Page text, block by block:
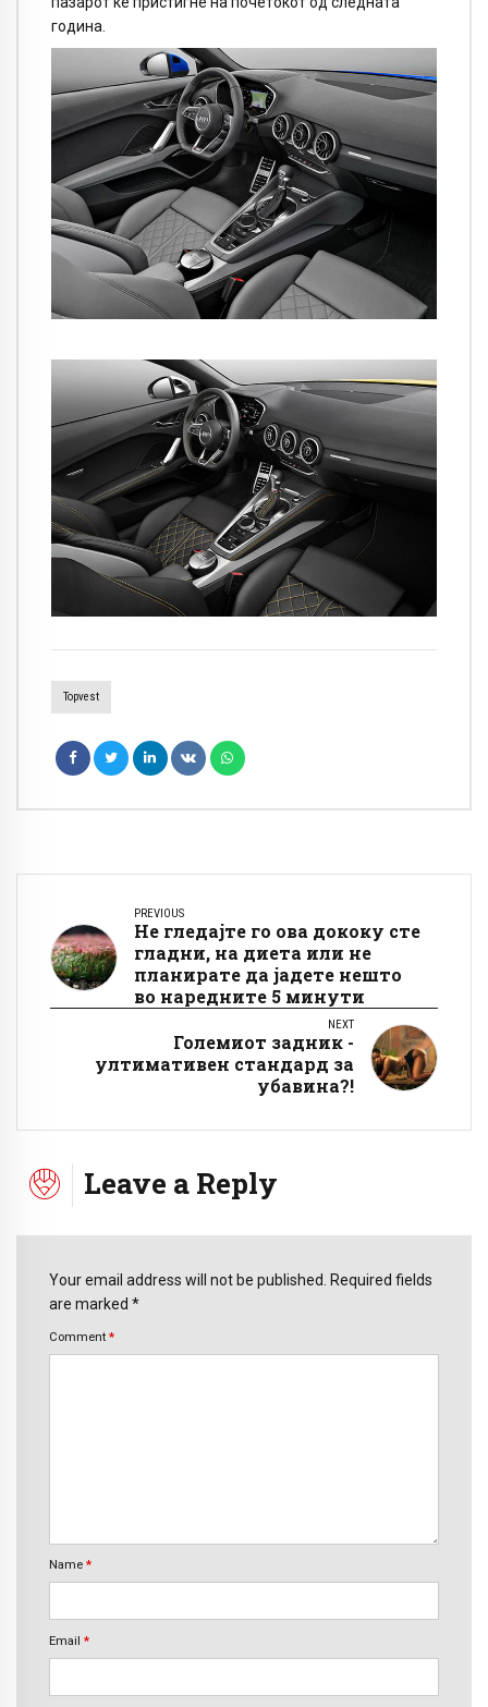
година.
Topvest
PREVIOUS
Не гледајте го ова дококу сте
гладни, на диета или не
планирате да јадете нешто
во наредните 5 минути
NEXT
Големиот задник -
ултимативен стандард за
убавина?!
Leave a Reply
Your email address will not be published. Required fields
are marked *
Comment *
Name *
Email *